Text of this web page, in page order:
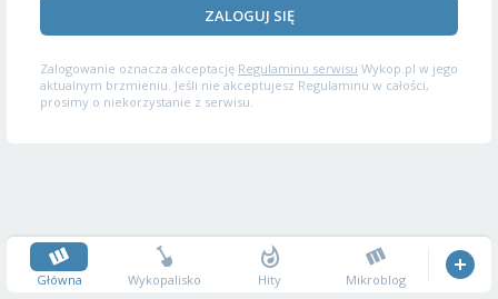
ZALOGUJ SIĘ
Zalogowanie oznacza akceptację Regulaminu serwisu Wykop.pl w jego
aktualnym brzmieniu. Jeśli nie akceptujesz Regulaminu w całości,
prosimy o niekorzystanie z serwisu.
Główna Wykopalisko Hity Mikroblog